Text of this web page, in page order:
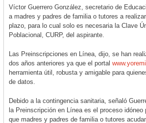
Víctor Guerrero González, secretario de
a madres y padres de familia o tutores a
plazo, para lo cual solo es necesaria la Clave
Poblacional, CURP, del aspirante.
Las Preinscripciones en Línea, dijo, se han
dos años anteriores ya que el portal
herramienta útil, robusta y amigable para
de datos.
Debido a la contingencia sanitaria, señaló
la Preinscripción en Línea es el proceso idóneo
que madres y padres de familia o tutores